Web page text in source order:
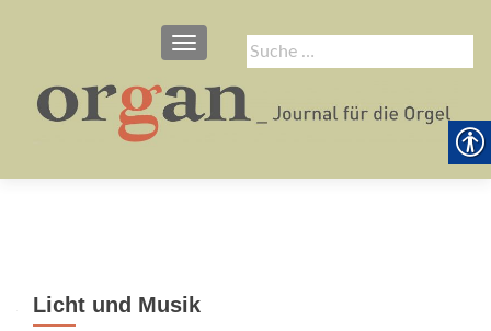
Suche
nach:
SCHALTE NAVIGATION
Licht und Musik